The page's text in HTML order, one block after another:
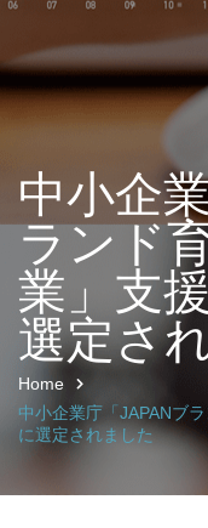
中小企
ランド
業」支
選定さ
Home
中小企業庁「JAPANブ
に選定されました